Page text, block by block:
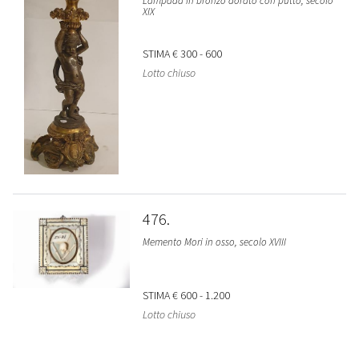
XIX
STIMA€ 300 - 600
Lotto chiuso
476
Memento Mori in osso, secolo XVIII
STIMA€ 600 - 1.200
Lotto chiuso